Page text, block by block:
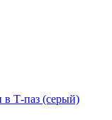
в Т-паз (серый)